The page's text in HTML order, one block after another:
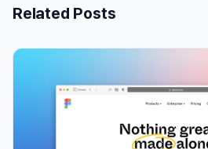
Related Posts